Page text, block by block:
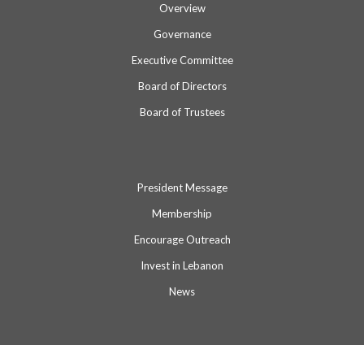
Overview
Governance
Executive Committee
Board of Directors
Board of Trustees
President Message
Membership
Encourage Outreach
Invest in Lebanon
News